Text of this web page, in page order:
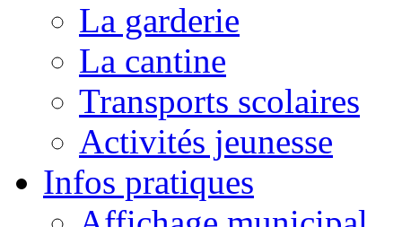
La garderie
La cantine
Transports scolaires
Activités jeunesse
Infos pratiques